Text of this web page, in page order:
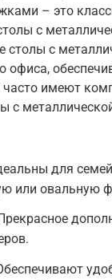
– это
с
с
офиса,
имеют
с
для
или овальную